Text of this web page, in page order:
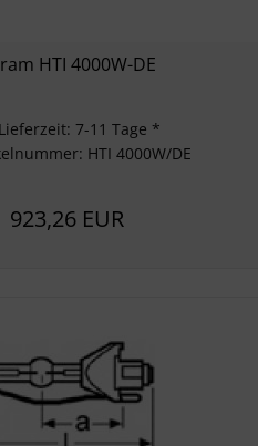
HTI 4000W-DE
Lieferzeit: 7-11 Tage *
HTI 4000W/DE
923,26 EUR